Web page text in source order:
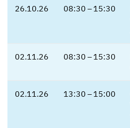
26.10.26 08:30 – 15:30
02.11.26 08:30 – 15:30
02.11.26 13:30 – 15:00